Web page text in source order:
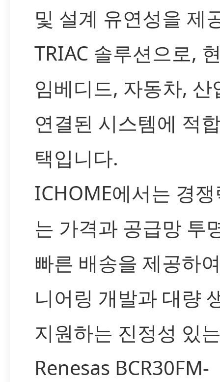
및 설계 유연성을 제
TRIAC 솔루션으로,
임베디드, 자동차, 산
연결된 시스템에 적
택입니다.
ICHOME에서는 경
는 가격과 공급망 투
빠른 배송을 제공하
니어링 개발과 대량
지원하는 진정성 있
Renesas BCR30FM-